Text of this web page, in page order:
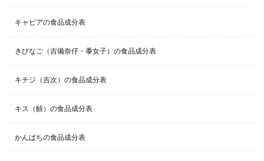
キャビアの食品成分表
きびなご（吉備奈仔・黍女子）の食品成分表
キチジ（吉次）の食品成分表
キス（鱚）の食品成分表
かんぱちの食品成分表